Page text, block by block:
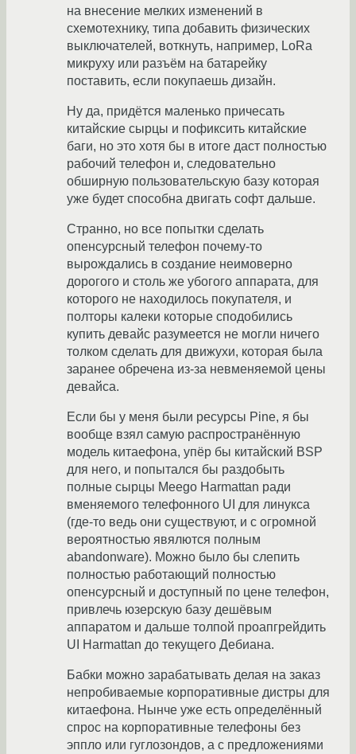
на внесение мелких изменений в
схемотехнику, типа добавить физических
выключателей, воткнуть, например, LoRa
микруху или разъём на батарейку
поставить, если покупаешь дизайн.
Ну да, придётся маленько причесать
китайские сырцы и пофиксить китайские
баги, но это хотя бы в итоге даст полностью
рабочий телефон и, следовательно
обширную пользовательскую базу которая
уже будет способна двигать софт дальше.
Странно, но все попытки сделать
опенсурсный телефон почему-то
вырождались в создание неимоверно
дорогого и столь же убогого аппарата, для
которого не находилось покупателя, и
полторы калеки которые сподобились
купить девайс разумеется не могли ничего
толком сделать для движухи, которая была
заранее обречена из-за невменяемой цены
девайса.
Если бы у меня были ресурсы Pine, я бы
вообще взял самую распространённую
модель китаефона, упёр бы китайский BSP
для него, и попытался бы раздобыть
полные сырцы Meego Harmattan ради
вменяемого телефонного UI для линукса
(где-то ведь они существуют, и с огромной
вероятностью явялются полным
abandonware). Можно было бы слепить
полностью работающий полностью
опенсурсный и доступный по цене телефон,
привлечь юзерскую базу дешёвым
аппаратом и дальше толпой проапгрейдить
UI Harmattan до текущего Дебиана.
Бабки можно зарабатывать делая на заказ
непробиваемые корпоративные дистры для
китаефона. Нынче уже есть определённый
спрос на корпоративные телефоны без
эппло или гуглозондов, а с предложениями